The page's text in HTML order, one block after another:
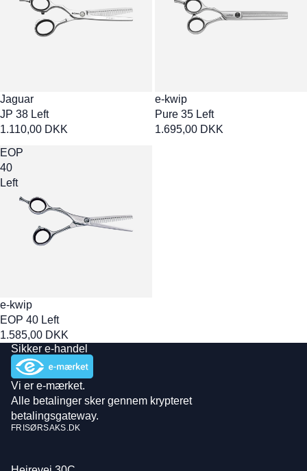
Jaguar
JP 38 Left
1.110,00 DKK
e-kwip
Pure 35 Left
1.695,00 DKK
EOP
40
Left
e-kwip
EOP 40 Left
1.585,00 DKK
Sikker e-handel
Vi er e-mærket.
Alle betalinger sker gennem krypteret
betalingsgateway.
FRISØRSAKS.DK